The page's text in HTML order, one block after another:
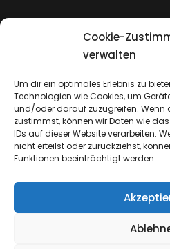
Cookie-
verwalten
Um dir ein optimales Erlebnis zu
Technologien wie Cookies, um
und/oder darauf zuzugreifen. Wenn
zustimmst, können wir Daten wie
IDs auf dieser Website verarbeiten.
nicht erteilst oder zurückziehst,
Funktionen beeinträchtigt werden.
Datenschutz